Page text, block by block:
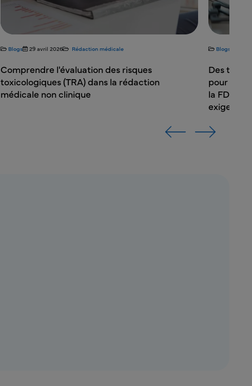
Blogs 29 avril 2026 Rédaction médicale
Comprendre l'évaluation des risques
toxicologiques (TRA) dans la rédaction
médicale non clinique
Blogs
Des tests
pour
la FDA de
exigences